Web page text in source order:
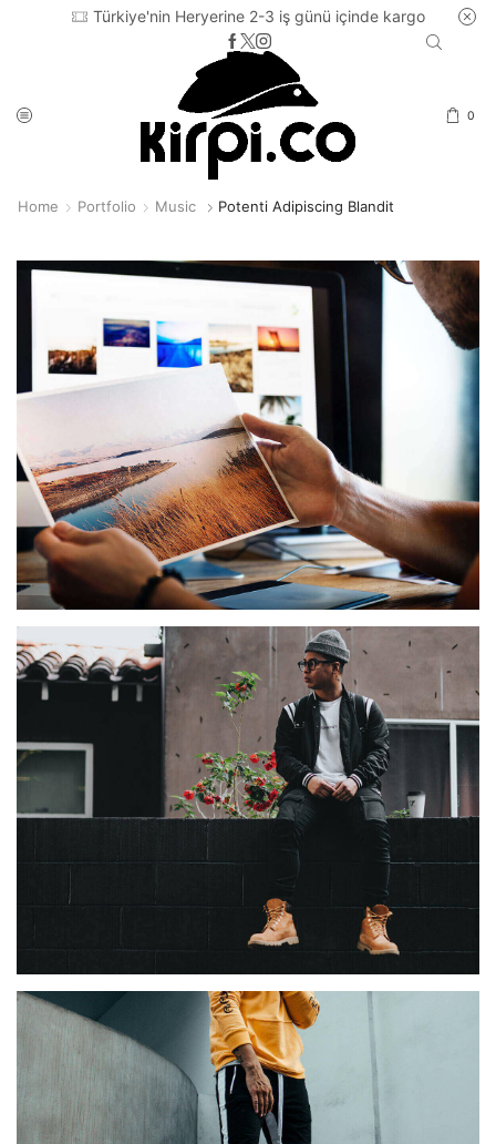
Türkiye'nin Heryerine 2-3 iş günü içinde kargo
0
Home Portfolio Music Potenti Adipiscing Blandit